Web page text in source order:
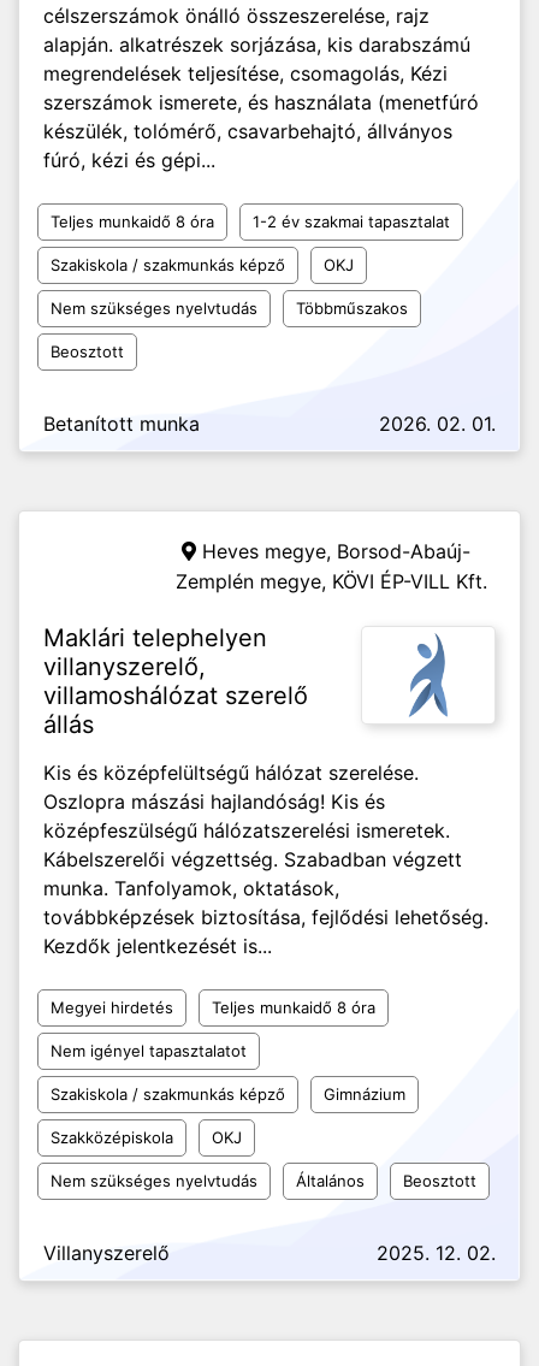
célszerszámok önálló összeszerelése, rajz
alapján. alkatrészek sorjázása, kis darabszámú
megrendelések teljesítése, csomagolás, Kézi
szerszámok ismerete, és használata (menetfúró
készülék, tolómérő, csavarbehajtó, állványos
fúró, kézi és gépi...
Teljes munkaidő 8 óra 1-2 év szakmai tapasztalat
Szakiskola / szakmunkás képző OKJ
Nem szükséges nyelvtudás Többműszakos
Beosztott
Betanított munka 2026. 02. 01.
Heves megye, Borsod-Abaúj-
Zemplén megye, KÖVI ÉP-VILL Kft.
Maklári telephelyen
villanyszerelő,
villamoshálózat szerelő
állás
Kis és középfelültségű hálózat szerelése.
Oszlopra mászási hajlandóság! Kis és
középfeszülségű hálózatszerelési ismeretek.
Kábelszerelői végzettség. Szabadban végzett
munka. Tanfolyamok, oktatások,
továbbképzések biztosítása, fejlődési lehetőség.
Kezdők jelentkezését is...
Megyei hirdetés Teljes munkaidő 8 óra
Nem igényel tapasztalatot
Szakiskola / szakmunkás képző Gimnázium
Szakközépiskola OKJ
Nem szükséges nyelvtudás Általános Beosztott
Villanyszerelő 2025. 12. 02.